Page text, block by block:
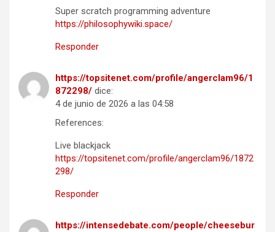
Super scratch programming adventure
https://philosophywiki.space/
Responder
https://topsitenet.com/profile/angerclam96/1
872298/ dice:
4 de junio de 2026 a las 04:58
References:
Live blackjack
https://topsitenet.com/profile/angerclam96/1872
298/
Responder
https://intensedebate.com/people/cheesebur